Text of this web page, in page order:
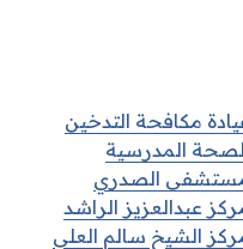
مكافحة التدخين
المدرسية
الصدري
عبدالعزيز الراشد
الشيخ سالم العلي